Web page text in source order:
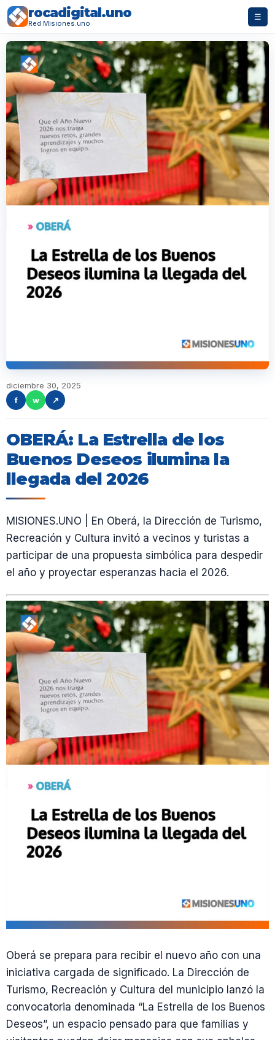
rocadigital.uno
Red Misiones.uno
☰
diciembre 30, 2025
f
w ↗
OBERÁ: La Estrella de los
Buenos Deseos ilumina la
llegada del 2026
MISIONES.UNO | En Oberá, la Dirección de Turismo,
Recreación y Cultura invitó a vecinos y turistas a
participar de una propuesta simbólica para despedir
el año y proyectar esperanzas hacia el 2026.
Oberá se prepara para recibir el nuevo año con una
iniciativa cargada de significado. La Dirección de
Turismo, Recreación y Cultura del municipio lanzó la
convocatoria denominada “La Estrella de los Buenos
Deseos”, un espacio pensado para que familias y